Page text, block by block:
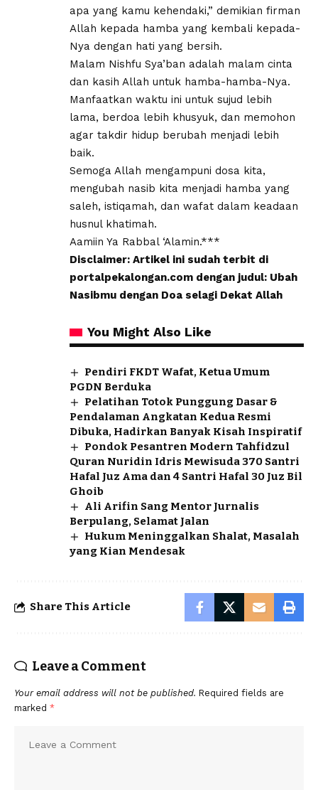
apa yang kamu kehendaki,” demikian firman
Allah kepada hamba yang kembali kepada-
Nya dengan hati yang bersih.
Malam Nishfu Sya’ban adalah malam cinta
dan kasih Allah untuk hamba-hamba-Nya.
Manfaatkan waktu ini untuk sujud lebih
lama, berdoa lebih khusyuk, dan memohon
agar takdir hidup berubah menjadi lebih
baik.
Semoga Allah mengampuni dosa kita,
mengubah nasib kita menjadi hamba yang
saleh, istiqamah, dan wafat dalam keadaan
husnul khatimah.
Aamiin Ya Rabbal ‘Alamin.***
Disclaimer: Artikel ini sudah terbit di
portalpekalongan.com dengan judul: Ubah
Nasibmu dengan Doa selagi Dekat Allah
You Might Also Like
Pendiri FKDT Wafat, Ketua Umum
PGDN Berduka
Pelatihan Totok Punggung Dasar &
Pendalaman Angkatan Kedua Resmi
Dibuka, Hadirkan Banyak Kisah Inspiratif
Pondok Pesantren Modern Tahfidzul
Quran Nuridin Idris Mewisuda 370 Santri
Hafal Juz Ama dan 4 Santri Hafal 30 Juz Bil
Ghoib
Ali Arifin Sang Mentor Jurnalis
Berpulang, Selamat Jalan
Hukum Meninggalkan Shalat, Masalah
yang Kian Mendesak
Share This Article
Leave a Comment
Your email address will not be published. Required fields are
marked *